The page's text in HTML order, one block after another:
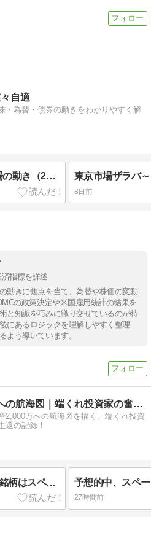
自適
・為替・債券の動きをわかりやすく解
米雇用統計発表後のNY市場の動き（2026年8月8日）
8日前
指標を詳述
動きに焦点を当て、為替や株価の変動
の政策決定や米国雇用統計の結果を
と知識を巧みに織り交ぜているのが特
にあるロジックを理解しやすく整理
よう導いています。
資産2,000万への航海図｜端くれ投資家の奮闘記
2,000万への航海図を描く、端くれ投資
還の記録！
一点買いが大当たり！保有銘柄はスペースX１つだけで含み益率20%――端くれ投資家、我ながら自画自賛
27時間前